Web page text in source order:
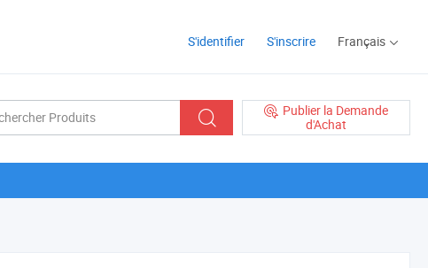
S'identifier S'inscrire Français
Publier la Demande
d'Achat